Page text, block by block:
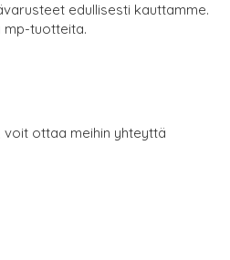
edullisesti kauttamme.
mp-tuotteita.
voit ottaa meihin yhteyttä